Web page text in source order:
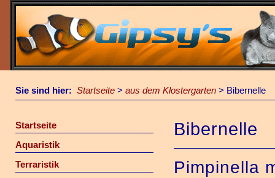
Sie sind hier: Startseite > aus dem Klostergarten > Bibernelle
Startseite
Aquaristik
Terraristik
Bibernelle
Pimpinella